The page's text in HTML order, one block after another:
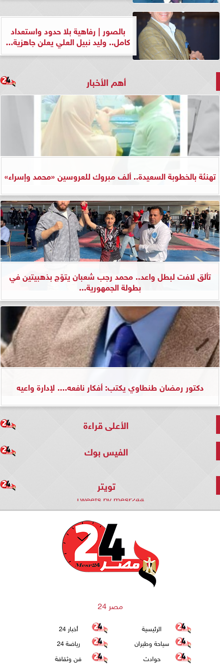
بالصور | رفاهية بلا حدود واستعداد
كامل.. وليد نبيل العلي يعلن جاهزية...
أهم الأخبار
تهنئة بالخطوبة السعيدة.. ألف مبروك للعروسين «محمد وإسراء»
تألق لافت لبطل واعد.. محمد رجب شعبان يتوّج بذهبيتين في
بطولة الجمهورية...
دكتور رمضان طنطاوي يكتب: أفكار نافعه.... لإدارة واعيه
الأعلى قراءة
الفيس بوك
تويتر
Tweets by mesr244
مصر 24
الرئيسية
أخبار 24
سياحة وطيران
رياضة 24
حوادث
فن وثقافة